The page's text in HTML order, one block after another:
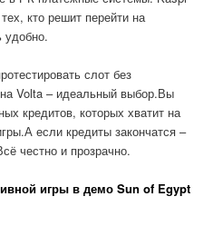
кто решит перейти на
удобно.
слот без
Volta – идеальный выбор.Вы
кредитов, которых хватит на
если кредиты закончатся –
честно и прозрачно.
игры в демо Sun of Egypt